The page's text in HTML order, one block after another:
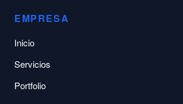
EMPRESA
Inicio
Servicios
Portfolio